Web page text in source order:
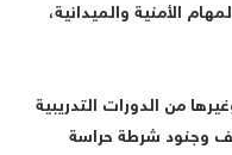
الأمنية والميدانية،
من الدورات التدريبية
شرطة حراسة